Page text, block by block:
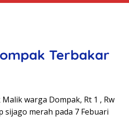
Terbakar
warga Dompak, Rt 1 , Rw
sijago merah pada 7 Febuari